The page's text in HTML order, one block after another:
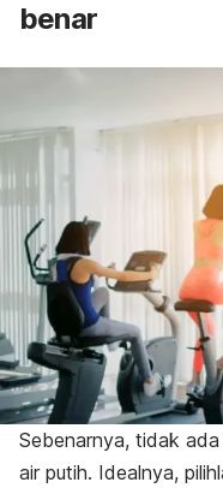
benar
Sebenarnya, tidak
air putih. Idealnya,